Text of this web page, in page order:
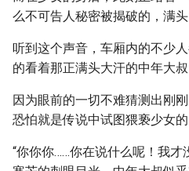
么不可告人秘密被揭破的，满头
听到这个声音，车厢内的不少
的看着那正满头大汗的中年大叔
因为眼前的一切不难猜测出刚
恐怕就是传说中试图猥亵少女的
“你你你……你在说什么呢！我